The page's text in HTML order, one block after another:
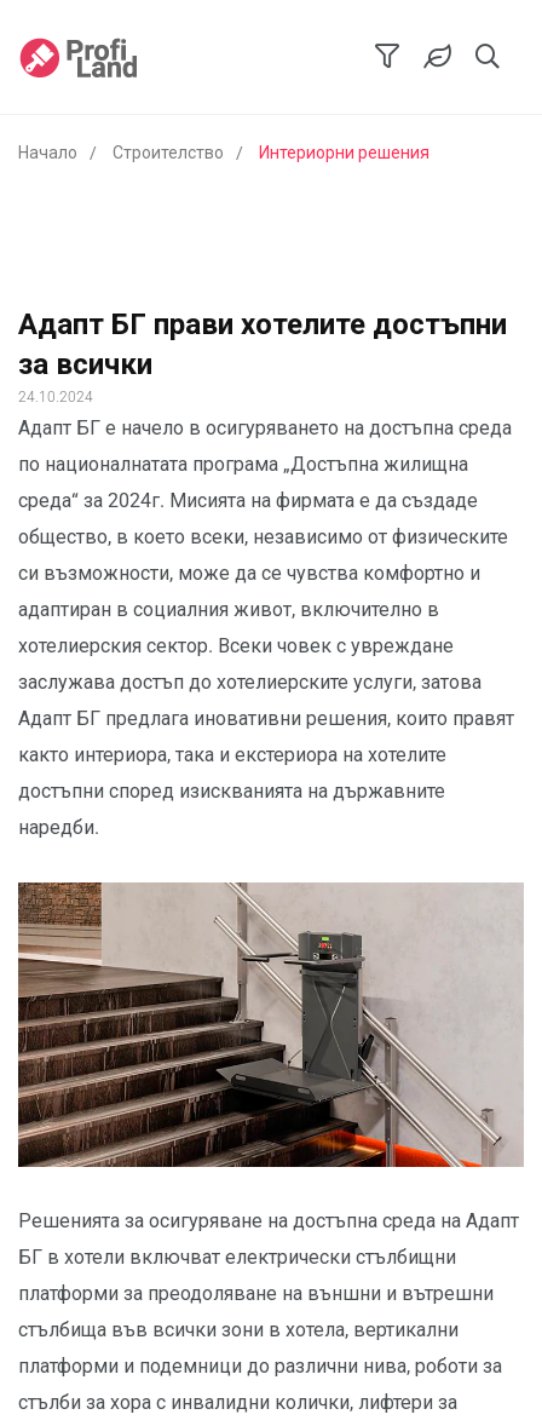
Начало Строителство Интериорни решения
Адапт БГ прави хотелите достъпни
за всички
24.10.2024
Адапт БГ е начело в осигуряването на достъпна среда
по националнатата програма „Достъпна жилищна
среда“ за 2024г. Мисията на фирмата е да създаде
общество, в което всеки, независимо от физическите
си възможности, може да се чувства комфортно и
адаптиран в социалния живот, включително в
хотелиерския сектор. Всеки човек с увреждане
заслужава достъп до хотелиерските услуги, затова
Адапт БГ предлага иновативни решения, които правят
както интериора, така и екстериора на хотелите
достъпни според изискванията на държавните
наредби.
Решенията за осигуряване на достъпна среда на Адапт
БГ в хотели включват електрически стълбищни
платформи за преодоляване на външни и вътрешни
стълбища във всички зони в хотела, вертикални
платформи и подемници до различни нива, роботи за
стълби за хора с инвалидни колички, лифтери за